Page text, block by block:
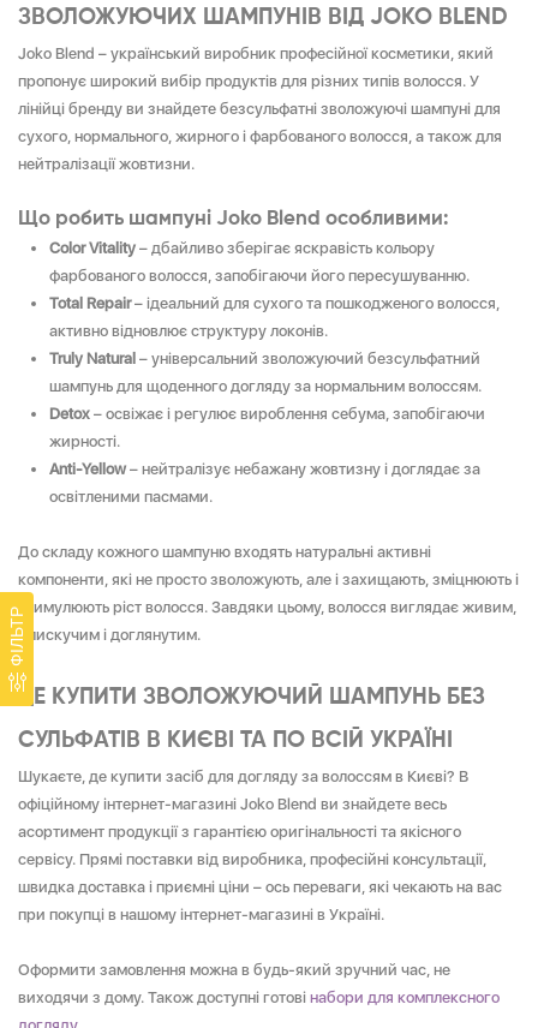
ФІЛЬТР
ЗВОЛОЖУЮЧИХ ШАМПУНІВ ВІД JOKO BLEND
Joko Blend – український виробник професійної косметики, який
пропонує широкий вибір продуктів для різних типів волосся. У
лінійці бренду ви знайдете безсульфатні зволожуючі шампуні для
сухого, нормального, жирного і фарбованого волосся, а також для
нейтралізації жовтизни.
Що робить шампуні Joko Blend особливими:
Color Vitality – дбайливо зберігає яскравість кольору
фарбованого волосся, запобігаючи його пересушуванню.
Total Repair– ідеальний для сухого та пошкодженого волосся,
активно відновлює структуру локонів.
Truly Natural – універсальний зволожуючий безсульфатний
шампунь для щоденного догляду за нормальним волоссям.
Detox – освіжає і регулює вироблення себума, запобігаючи
жирності.
Anti-Yellow – нейтралізує небажану жовтизну і доглядає за
освітленими пасмами.
До складу кожного шампуню входять натуральні активні
компоненти, які не просто зволожують, але і захищають, зміцнюють і
стимулюють ріст волосся. Завдяки цьому, волосся виглядає живим,
блискучим і доглянутим.
ДЕ КУПИТИ ЗВОЛОЖУЮЧИЙ ШАМПУНЬ БЕЗ
СУЛЬФАТІВ В КИЄВІ ТА ПО ВСІЙ УКРАЇНІ
Шукаєте, де купити засіб для догляду за волоссям в Києві? В
офіційному інтернет-магазині Joko Blend ви знайдете весь
асортимент продукції з гарантією оригінальності та якісного
сервісу. Прямі поставки від виробника, професійні консультації,
швидка доставка і приємні ціни – ось переваги, які чекають на вас
при покупці в нашому інтернет-магазині в Україні.
Оформити замовлення можна в будь-який зручний час, не
виходячи з дому. Також доступні готові набори для комплексного